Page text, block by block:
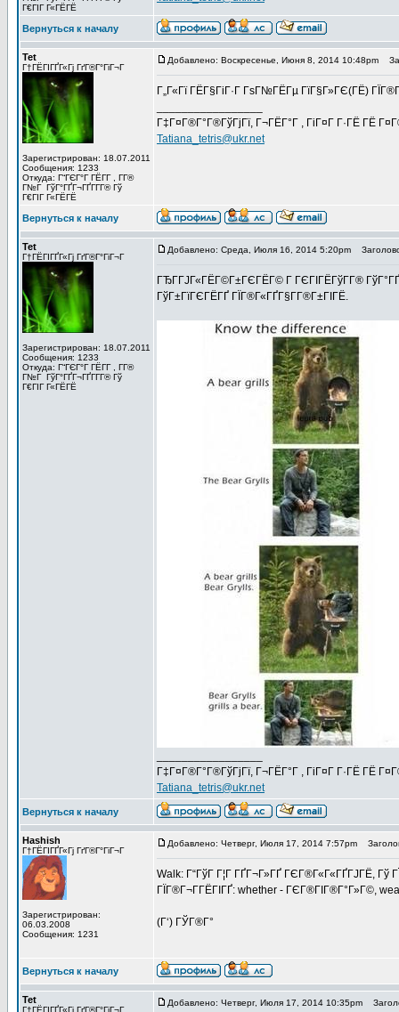
Г€ГІГ Г«ГЁГЁ
Вернуться к началу
Tet
Г†ГЁГІГҐГ«Гј ГґГ®Г°ГіГ¬Г
Зарегистрирован: 18.07.2011
Сообщения: 1233
Откуда: Г“ГЄГ°Г ГЁГ­Г , Г­Г®
Г№Г ГўГ°ГҐГ¬ГҐГ­Г­Г® Гў
Г€ГІГ Г«ГЁГЁ
Добавлено: Воскресенье, Июня 8, 2014 10:48pm
Г„Г«Гї ГЁГ§ГіГ·Г ГѕГ№ГЁГµ ГїГ§Г»ГЄ(ГЁ)
Г‡Г¤Г®Г°Г®ГўГјГї, Г¬ГЁГ°Г , ГіГ¤Г Г·ГЁ ГЁ
Tatiana_tetris@ukr.net
Вернуться к началу
Tet
Г†ГЁГІГҐГ«Гј ГґГ®Г°ГіГ¬Г
Зарегистрирован: 18.07.2011
Сообщения: 1233
Откуда: Г“ГЄГ°Г ГЁГ­Г , Г­Г®
Г№Г ГўГ°ГҐГ¬ГҐГ­Г­Г® Гў
Г€ГІГ Г«ГЁГЁ
Добавлено: Среда, Июля 16, 2014 5:20pm
ГЂГ­ГЈГ«ГЁГ©Г±ГЄГЁГ© Г ГЄГІГЁГўГ­Г®
ГўГ±ГїГЄГЁГҐ ГЇГ®Г«ГҐГ§Г­Г®Г±ГІГЁ.
Г‡Г¤Г®Г°Г®ГўГјГї, Г¬ГЁГ°Г , ГіГ¤Г Г·ГЁ ГЁ
Tatiana_tetris@ukr.net
Вернуться к началу
Hashish
Г†ГЁГІГҐГ«Гј ГґГ®Г°ГіГ¬Г
Зарегистрирован:
06.03.2008
Сообщения: 1231
Добавлено: Четверг, Июля 17, 2014 7:57pm
Walk: Г“ГўГ Г¦Г ГҐГ¬Г»ГҐ ГЄГ®Г«Г«ГҐГЈГЁ, Гў
ГЇГ®Г¬Г­ГЁГІГҐ: whether - ГЄГ®ГІГ®Г°Г»Г©,
(Г‘) ГЎГ®Г°
Вернуться к началу
Tet
Г†ГЁГІГҐГ«Гј ГґГ®Г°ГіГ¬Г
Добавлено: Четверг, Июля 17, 2014 10:35pm